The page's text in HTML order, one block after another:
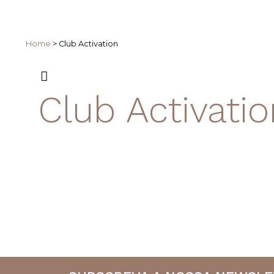
Home > Club Activation
Club